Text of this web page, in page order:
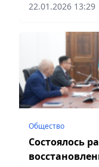
22.01.2026 13:29
Общество
Состоялось